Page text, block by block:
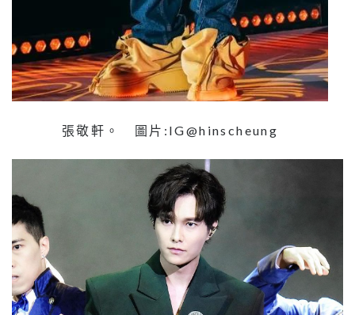
張敬軒。 圖片:IG@hinscheung